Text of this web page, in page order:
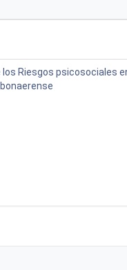
Riesgos psicosociales